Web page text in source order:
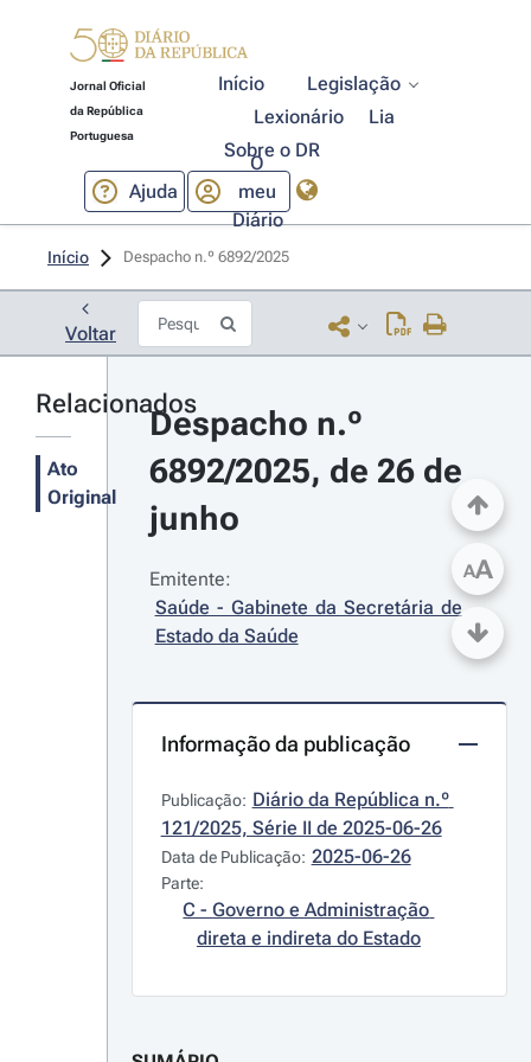
Jornal Oficial
da República
Portuguesa
Início
Legislação
Lexionário
Lia
Sobre o DR
Ajuda
O
meu
Diário
Início Despacho n.º 6892/2025
Voltar
Relacionados
Ato
Original
Despacho n.º
6892/2025, de 26 de
junho
Emitente:
Saúde - Gabinete da Secretária de
Estado da Saúde
Informação da publicação
Publicação: Diário da República n.º
121/2025, Série II de 2025-06-26
Data de Publicação: 2025-06-26
Parte:
C - Governo e Administração
direta e indireta do Estado
AA